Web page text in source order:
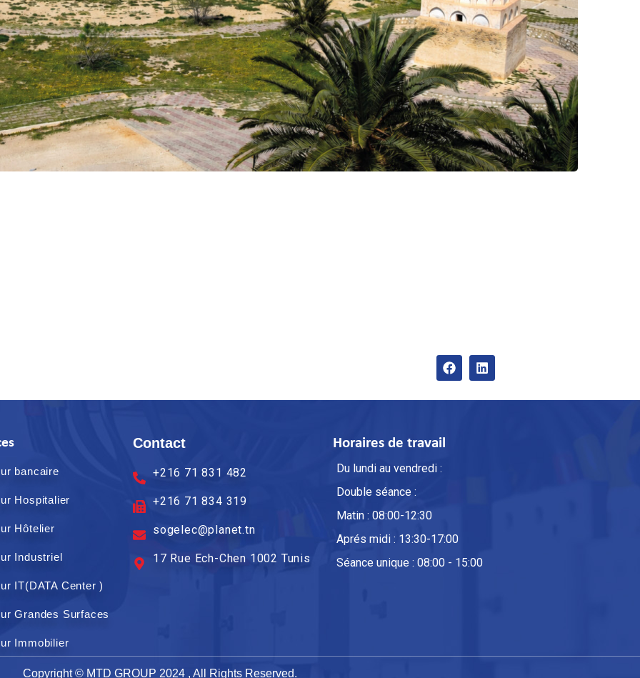
bancaire
Hospitalier
Hôtelier
Industriel
IT(DATA Center )
Grandes Surfaces
Immobilier
Contact
+216 71 831 482
+216 71 834 319
sogelec@planet.tn
17 Rue Ech-Chen 1002 Tunis
Horaires de travail
Du lundi au vendredi :
Double séance :
Matin : 08:00-12:30
Aprés midi : 13:30-17:00
Séance unique : 08:00 - 15:00
Copyright © MTD GROUP 2024 , All Rights Reserved.